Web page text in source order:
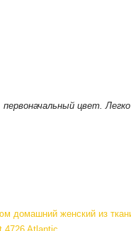
цвет. Легко